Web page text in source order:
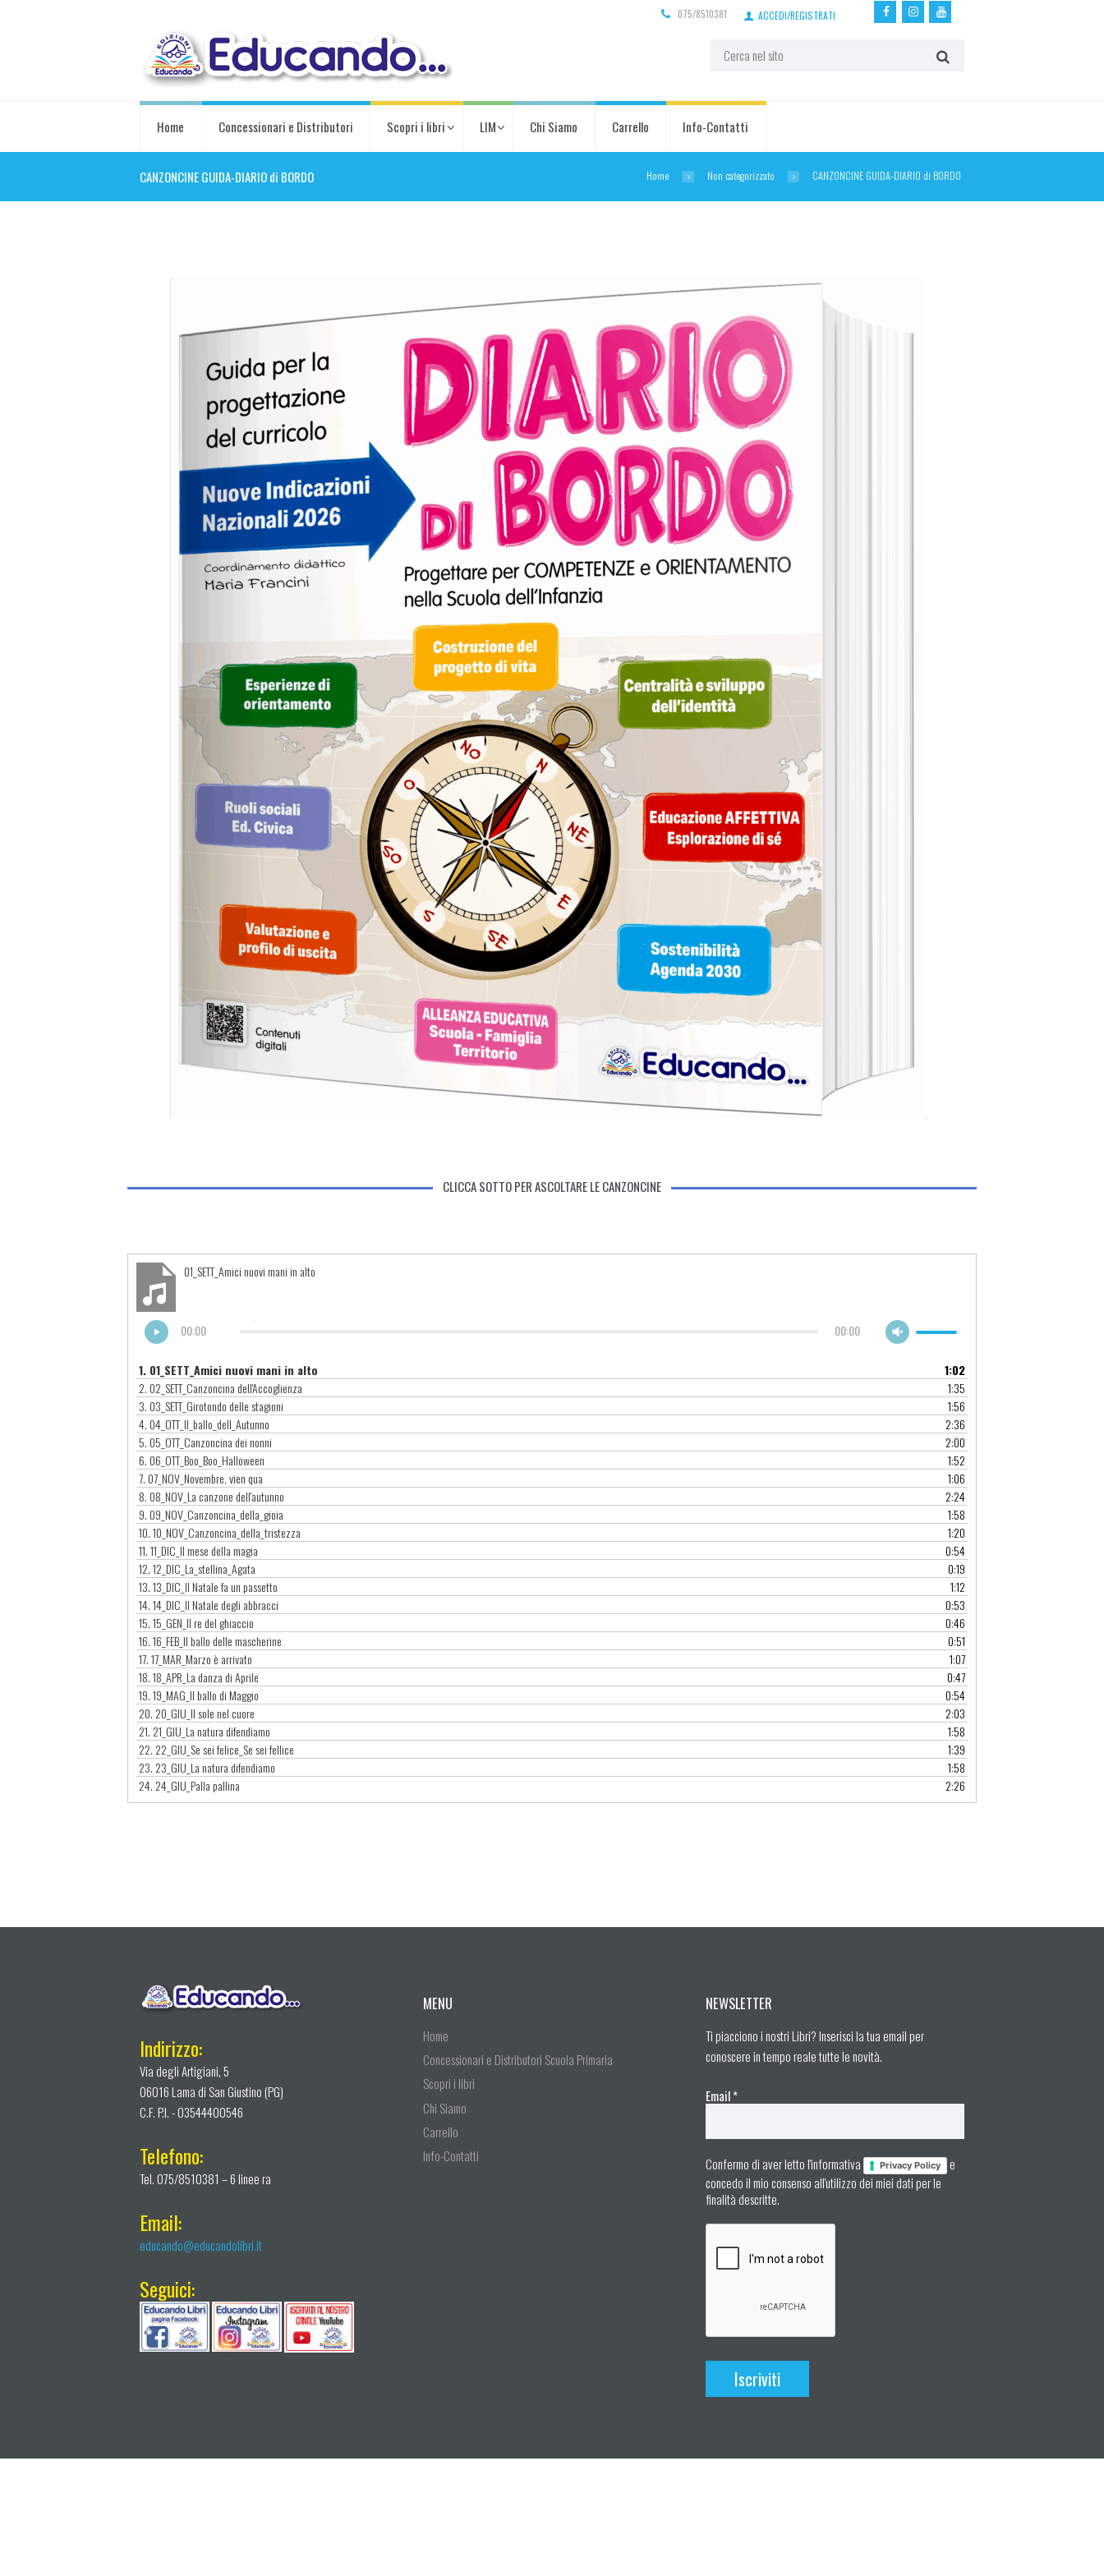
075/8510381 ACCEDI/REGISTRATI
Home Concessionari e Distributori Scopri i libri LIM Chi Siamo Carrello Info-Contatti
CANZONCINE GUIDA-DIARIO di BORDO Home Non categorizzato CANZONCINE GUIDA-DIARIO di BORDO
CLICCA SOTTO PER ASCOLTARE LE CANZONCINE
01_SETT_Amici nuovi mani in alto
00:00 00:00
1. 01_SETT_Amici nuovi mani in alto
1:02
2. 02_SETT_Canzoncina dell'Accoglienza
1:35
3. 03_SETT_Girotondo delle stagioni
1:56
4. 04_OTT_Il_ballo_dell_Autunno
2:36
5. 05_OTT_Canzoncina dei nonni
2:00
6. 06_OTT_Boo_Boo_Halloween
1:52
7. 07_NOV_Novembre, vien qua
1:06
8. 08_NOV_La canzone dell'autunno
2:24
9. 09_NOV_Canzoncina_della_gioia
1:58
10.10_NOV_Canzoncina_della_tristezza
1:20
11.11_DIC_Il mese della magia
0:54
12.12_DIC_La_stellina_Agata
0:19
13.13_DIC_Il Natale fa un passetto
1:12
14.14_DIC_Il Natale degli abbracci
0:53
15.15_GEN_Il re del ghiaccio
0:46
16.16_FEB_Il ballo delle mascherine
0:51
17.17_MAR_Marzo è arrivato
1:07
18.18_APR_La danza di Aprile
0:47
19.19_MAG_Il ballo di Maggio
0:54
20. 20_GIU_Il sole nel cuore
2:03
21. 21_GIU_La natura difendiamo
1:58
22. 22_GIU_Se sei felice_Se sei fellice
1:39
23. 23_GIU_La natura difendiamo
1:58
24. 24_GIU_Palla pallina 2:26
Indirizzo:
Via degli Artigiani, 5
06016 Lama di San Giustino (PG)
C.F. P.I. - 03544400546
Telefono:
Tel. 075/8510381 – 6 linee ra
Email:
educando@educandolibri.it
Seguici:
MENU
Home
Concessionari e Distributori Scuola Primaria
Scopri i libri
Chi Siamo
Carrello
Info-Contatti
NEWSLETTER
Ti piacciono i nostri Libri? Inserisci la tua email per
conoscere in tempo reale tutte le novità.
Email*
Confermo di aver letto l'informativa Privacy Policy
e
concedo il mio consenso all'utilizzo dei miei dati per le
finalità descritte.